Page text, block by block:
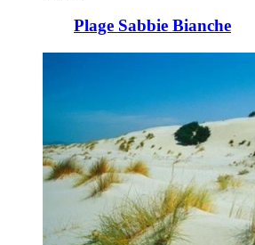
Plage Sabbie Bianche